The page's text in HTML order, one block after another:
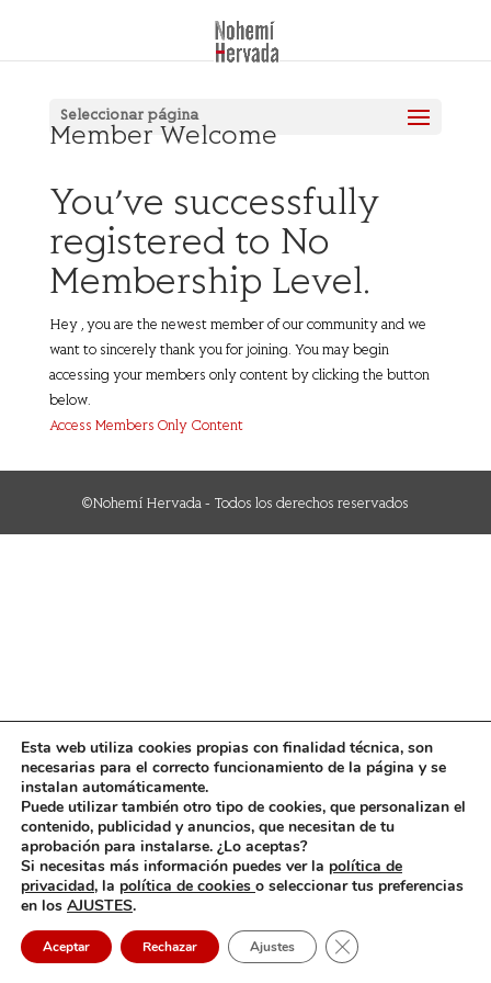
Seleccionar página
Member Welcome
You’ve successfully
registered to No
Membership Level.
Hey , you are the newest member of our community and we
want to sincerely thank you for joining. You may begin
accessing your members only content by clicking the button
below.
Access Members Only Content
©Nohemí Hervada - Todos los derechos reservados
Esta web utiliza cookies propias con finalidad técnica, son
necesarias para el correcto funcionamiento de la página y se
instalan automáticamente.
Puede utilizar también otro tipo de cookies, que personalizan el
contenido, publicidad y anuncios, que necesitan de tu
aprobación para instalarse. ¿Lo aceptas?
Si necesitas más información puedes ver la política de
privacidad, la política de cookies o seleccionar tus preferencias
en los AJUSTES.
Aceptar Rechazar Ajustes Cerrar el banner de